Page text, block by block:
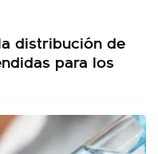
distribución de
para los